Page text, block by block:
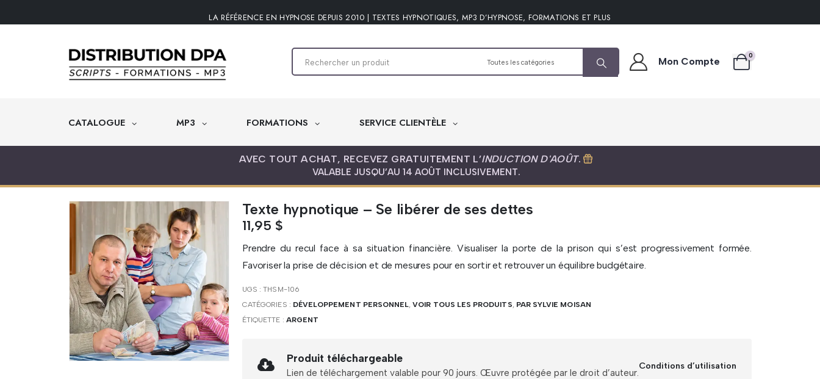
LA RÉFÉRENCE EN HYPNOSE DEPUIS 2010 | TEXTES HYPNOTIQUES, MP3 D’HYPNOSE, FORMATIONS ET PLUS
Mon Compte
0
CATALOGUE MP3 FORMATIONS SERVICE CLIENTÈLE
AVEC TOUT ACHAT, RECEVEZ GRATUITEMENT L’INDUCTION D'AOÛT.
VALABLE JUSQU’AU 14 AOÛT INCLUSIVEMENT.
Texte hypnotique – Se libérer de ses dettes
11,95 $
Prendre du recul face à sa situation financière. Visualiser la porte de la prison qui s’est progressivement formée.
Favoriser la prise de décision et de mesures pour en sortir et retrouver un équilibre budgétaire.
UGS :THSM-106
CATÉGORIES : DÉVELOPPEMENT PERSONNEL,VOIR TOUS LES PRODUITS, PAR SYLVIE MOISAN
ÉTIQUETTE : ARGENT
Produit téléchargeable
Lien de téléchargement valable pour 90 jours. Œuvre protégée par le droit d’auteur.
Conditions d’utilisation